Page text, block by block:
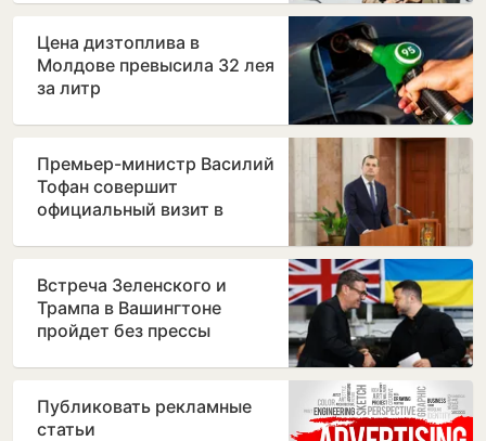
Вицу
Цена дизтоплива в
Молдове превысила 32 лея
за литр
Премьер-министр Василий
Тофан совершит
официальный визит в
Встреча Зеленского и
Трампа в Вашингтоне
пройдет без прессы
Публиковать рекламные
статьи